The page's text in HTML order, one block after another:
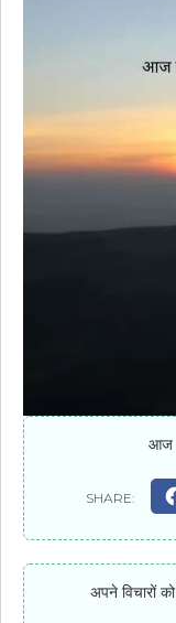
आज
अपने विचारों